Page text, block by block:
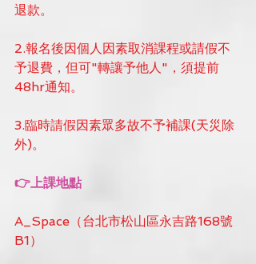
退款。
2.報名後因個人因素取消課程或請假不
予退費，但可"轉讓予他人"，須提前
48hr通知。
3.臨時請假因素眾多故不予補課(天災除
外)。
👉上課地點
A_Space（台北市松山區永吉路168號
B1）